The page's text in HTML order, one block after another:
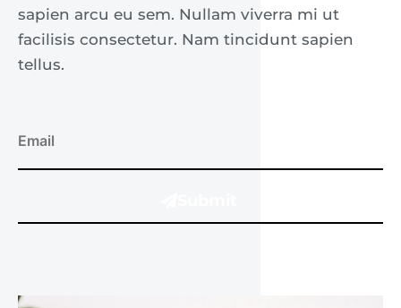
sapien arcu eu sem. Nullam viverra mi ut
facilisis consectetur. Nam tincidunt sapien
tellus.